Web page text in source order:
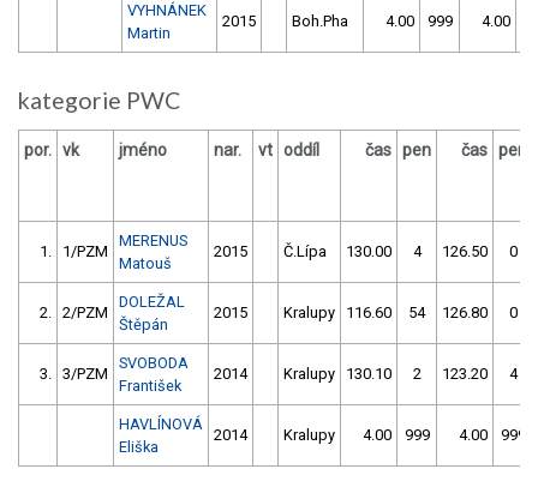
VYHNÁNEK
Martin
2015 Boh.Pha 4.00 999 4.00
kategorie PWC
por. vk jméno nar. vt oddíl čas pen čas pen
1. 1/PZM
MERENUS
Matouš
2015 Č.Lípa 130.00 4 126.50 0
2. 2/PZM
DOLEŽAL
Štěpán
2015 Kralupy 116.60 54 126.80 0
3. 3/PZM
SVOBODA
František
2014 Kralupy 130.10 2 123.20 4
HAVLÍNOVÁ
Eliška
2014 Kralupy 4.00 999 4.00 999